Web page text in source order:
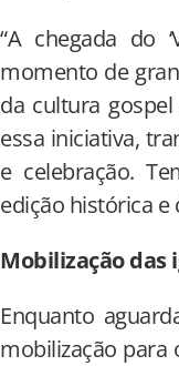
“A chegada do
momento de
da cultura
essa iniciativa,
e celebração.
edição histórica e
Mobilização das
Enquanto
mobilização para